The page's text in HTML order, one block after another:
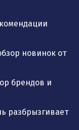
новинок от
брендов и
разбрызгивает